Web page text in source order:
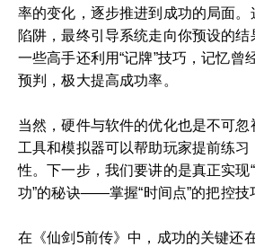
率的变化，逐步推进到成功的局面。
陷阱，最终引导系统走向你预设的结
一些高手还利用“记牌”技巧，记忆曾
预判，极大提高成功率。
当然，硬件与软件的优化也是不可
工具和模拟器可以帮助玩家提前练
性。下一步，我们要讲的是真正实现
功”的秘诀——掌握“时间点”的把控技
在《仙剑5前传》中，成功的关键还